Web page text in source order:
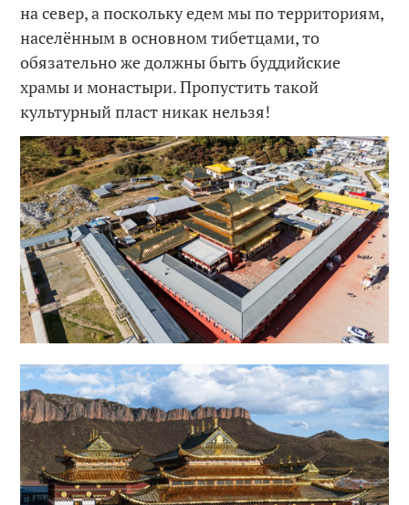
на север, а поскольку едем мы по территориям,
населённым в основном тибетцами, то
обязательно же должны быть буддийские
храмы и монастыри. Пропустить такой
культурный пласт никак нельзя!